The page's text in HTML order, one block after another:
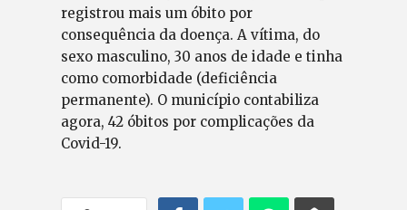
registrou mais um óbito por
consequência da doença. A vítima, do
sexo masculino, 30 anos de idade e tinha
como comorbidade (deficiência
permanente). O município contabiliza
agora, 42 óbitos por complicações da
Covid-19.